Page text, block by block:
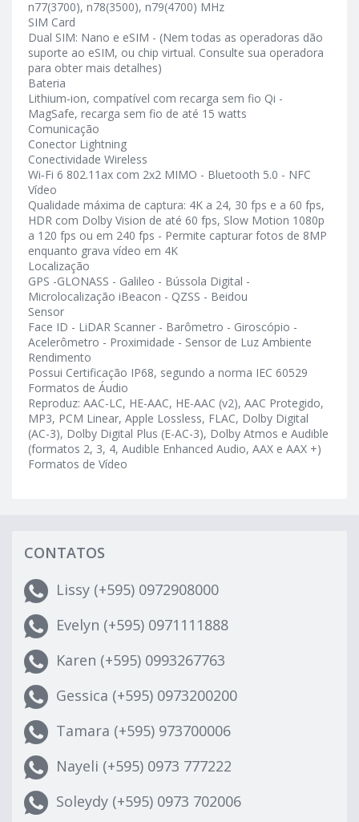
n77(3700), n78(3500), n79(4700) MHz
SIM Card
Dual SIM: Nano e eSIM - (Nem todas as operadoras dão
suporte ao eSIM, ou chip virtual. Consulte sua operadora
para obter mais detalhes)
Bateria
Lithium‑ion, compatível com recarga sem fio Qi -
MagSafe, recarga sem fio de até 15 watts
Comunicação
Conector Lightning
Conectividade Wireless
Wi‑Fi 6 802.11ax com 2x2 MIMO - Bluetooth 5.0 - NFC
Vídeo
Qualidade máxima de captura: 4K a 24, 30 fps e a 60 fps,
HDR com Dolby Vision de até 60 fps, Slow Motion 1080p
a 120 fps ou em 240 fps - Permite capturar fotos de 8MP
enquanto grava vídeo em 4K
Localização
GPS -GLONASS - Galileo - Bússola Digital -
Microlocalização iBeacon - QZSS - Beidou
Sensor
Face ID - LiDAR Scanner - Barômetro - Giroscópio -
Acelerômetro - Proximidade - Sensor de Luz Ambiente
Rendimento
Possui Certificação IP68, segundo a norma IEC 60529
Formatos de Áudio
Reproduz: AAC-LC, HE-AAC, HE-AAC (v2), AAC Protegido,
MP3, PCM Linear, Apple Lossless, FLAC, Dolby Digital
(AC-3), Dolby Digital Plus (E-AC-3), Dolby Atmos e Audible
(formatos 2, 3, 4, Audible Enhanced Audio, AAX e AAX +)
Formatos de Vídeo
CONTATOS
Lissy (+595) 0972908000
Evelyn (+595) 0971111888
Karen (+595) 0993267763
Gessica (+595) 0973200200
Tamara (+595) 973700006
Nayeli (+595) 0973 777222
Soleydy (+595) 0973 702006